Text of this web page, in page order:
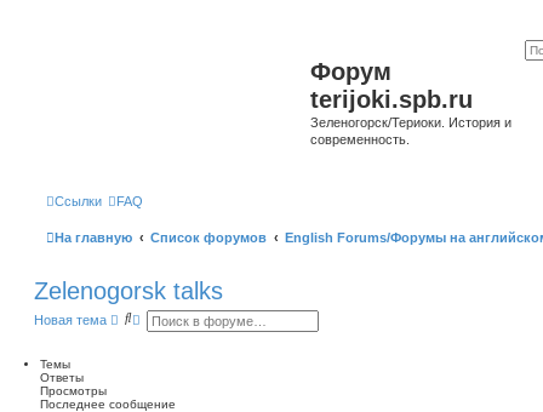
Форум
terijoki.spb.ru
Зеленогорск/Териоки. История и
современность.
Ссылки FAQ
На главную Список форумов English Forums/Форумы на
Zelenogorsk talks
Новая тема
П Р
е
Темы
Ответы
Просмотры
Последнее сообщение